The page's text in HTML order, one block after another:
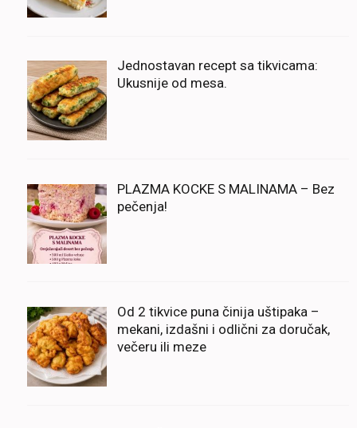
Jednostavan recept sa tikvicama:
Ukusnije od mesa.
PLAZMA KOCKE S MALINAMA – Bez
pečenja!
Od 2 tikvice puna činija uštipaka –
mekani, izdašni i odlični za doručak,
večeru ili meze